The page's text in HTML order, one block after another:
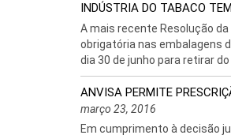
INDÚSTRIA DO TABACO
A mais recente Resolução
obrigatória nas embalagens
dia 30 de junho para retirar
ANVISA PERMITE
março 23, 2016
Em cumprimento à decisão